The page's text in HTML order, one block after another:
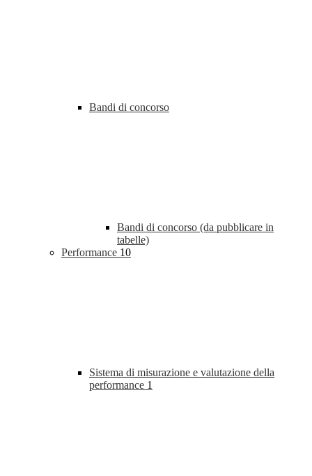
Bandi di concorso
Bandi di concorso (da pubblicare in
tabelle)
Performance 10
Sistema di misurazione e valutazione della
performance 1